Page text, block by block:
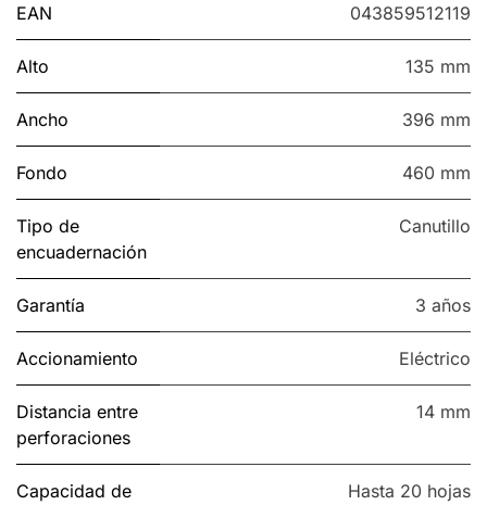
EAN 043859512119
Alto 135 mm
Ancho 396 mm
Fondo 460 mm
Tipo de
encuadernación
Canutillo
Garantía 3 años
Accionamiento Eléctrico
Distancia entre
perforaciones
14 mm
Capacidad de
Hasta 20 hojas